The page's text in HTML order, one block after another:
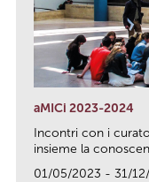
aMICi 2023-2024
Incontri con i
insieme la
01/05/2023 - 31/